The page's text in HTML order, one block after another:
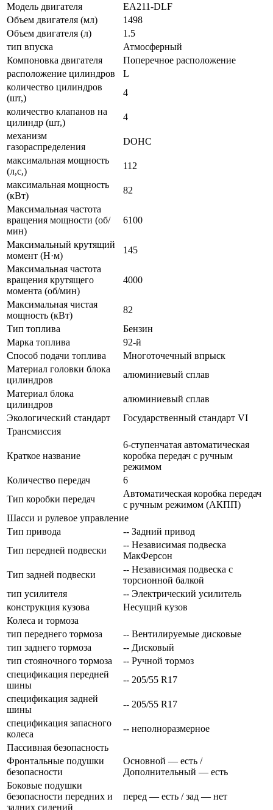
Модель двигателя
EA211-DLF
Объем двигателя (мл)
1498
Объем двигателя (л)
1.5
тип впуска
Атмосферный
Компоновка двигателя
Поперечное расположение
расположение цилиндров
L
количество цилиндров
(шт,)
4
количество клапанов на
цилиндр (шт,)
4
механизм
газораспределения
DOHC
максимальная мощность
(л,с,)
112
максимальная мощность
(кВт)
82
Максимальная частота
вращения мощности (об/
мин)
6100
Максимальный крутящий
момент (Н·м)
145
Максимальная частота
вращения крутящего
момента (об/мин)
4000
Максимальная чистая
мощность (кВт)
82
Тип топлива
Бензин
Марка топлива
92-й
Способ подачи топлива
Многоточечный впрыск
Материал головки блока
цилиндров
алюминиевый сплав
Материал блока
цилиндров
алюминиевый сплав
Экологический стандарт
Государственный стандарт VI
Трансмиссия
Краткое название
6-ступенчатая автоматическая
коробка передач с ручным
режимом
Количество передач
6
Тип коробки передач
Автоматическая коробка передач
с ручным режимом (АКПП)
Шасси и рулевое управление
Тип привода
-- Задний привод
Тип передней подвески
-- Независимая подвеска
МакФерсон
Тип задней подвески
-- Независимая подвеска с
торсионной балкой
тип усилителя
-- Электрический усилитель
конструкция кузова
Несущий кузов
Колеса и тормоза
тип переднего тормоза
-- Вентилируемые дисковые
тип заднего тормоза
-- Дисковый
тип стояночного тормоза
-- Ручной тормоз
спецификация передней
шины
-- 205/55 R17
спецификация задней
шины
-- 205/55 R17
спецификация запасного
колеса
-- неполноразмерное
Пассивная безопасность
Фронтальные подушки
безопасности
Основной — есть /
Дополнительный — есть
Боковые подушки
безопасности передних и
задних сидений
перед — есть / зад — нет